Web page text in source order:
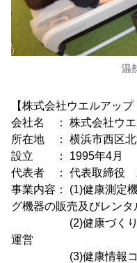
温
【株式会社ウエルアッ
会社名 ： 株式会社ウ
所在地 ： 横浜市西区
設立 ： 1995年4月
代表者 ： 代表取締役
事業内容： (1)健康測定
グ機器の販売及びレンタ
(2)健康づくり、介
運営
(3)健康情報コン